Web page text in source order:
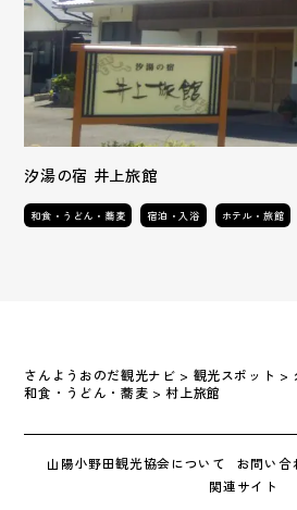
汐湯の宿 井上旅館
和食・うどん・蕎麦 宿泊・入浴 ホテル・旅館
さんようおのだ観光ナビ > 観光スポット >
和食・うどん・蕎麦 >村上旅館
山陽小野田観光協会について お問い合
関連サイト